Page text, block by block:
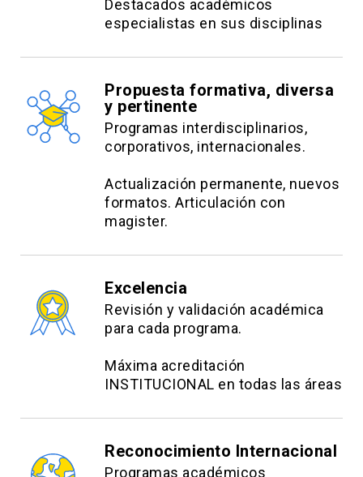
Destacados académicos
especialistas en sus disciplinas
Propuesta formativa, diversa
y pertinente
Programas interdisciplinarios,
corporativos, internacionales.
Actualización permanente, nuevos
formatos. Articulación con
magister.
Excelencia
Revisión y validación académica
para cada programa.
Máxima acreditación
INSTITUCIONAL en todas las áreas
Reconocimiento Internacional
Programas académicos